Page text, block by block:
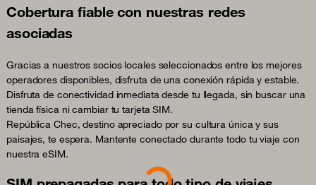
Cobertura fiable con nuestras redes
asociadas
Gracias a nuestros socios locales seleccionados entre los mejores
operadores disponibles, disfruta de una conexión rápida y estable.
Disfruta de conectividad inmediata desde tu llegada, sin buscar una
tienda física ni cambiar tu tarjeta SIM.
República Chec, destino apreciado por su cultura única y sus
paisajes, te espera. Mantente conectado durante todo tu viaje con
nuestra eSIM.